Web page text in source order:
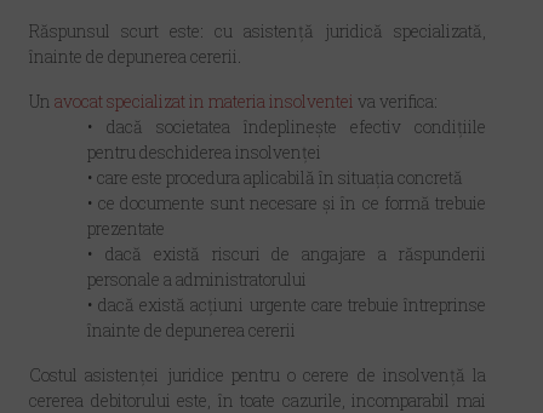
Răspunsul scurt este: cu asistență juridică specializată,
înainte de depunerea cererii.
Un avocat specializat in materia insolventei va verifica:
• dacă societatea îndeplinește efectiv condițiile
pentru deschiderea insolvenței
• care este procedura aplicabilă în situația concretă
•ce documente sunt necesare și în ce formă trebuie
prezentate
• dacă există riscuri de angajare a răspunderii
personale a administratorului
•dacă există acțiuni urgente care trebuie întreprinse
înainte de depunerea cererii
Costul asistenței juridice pentru o cerere de insolvență la
cererea debitorului este, în toate cazurile, incomparabil mai